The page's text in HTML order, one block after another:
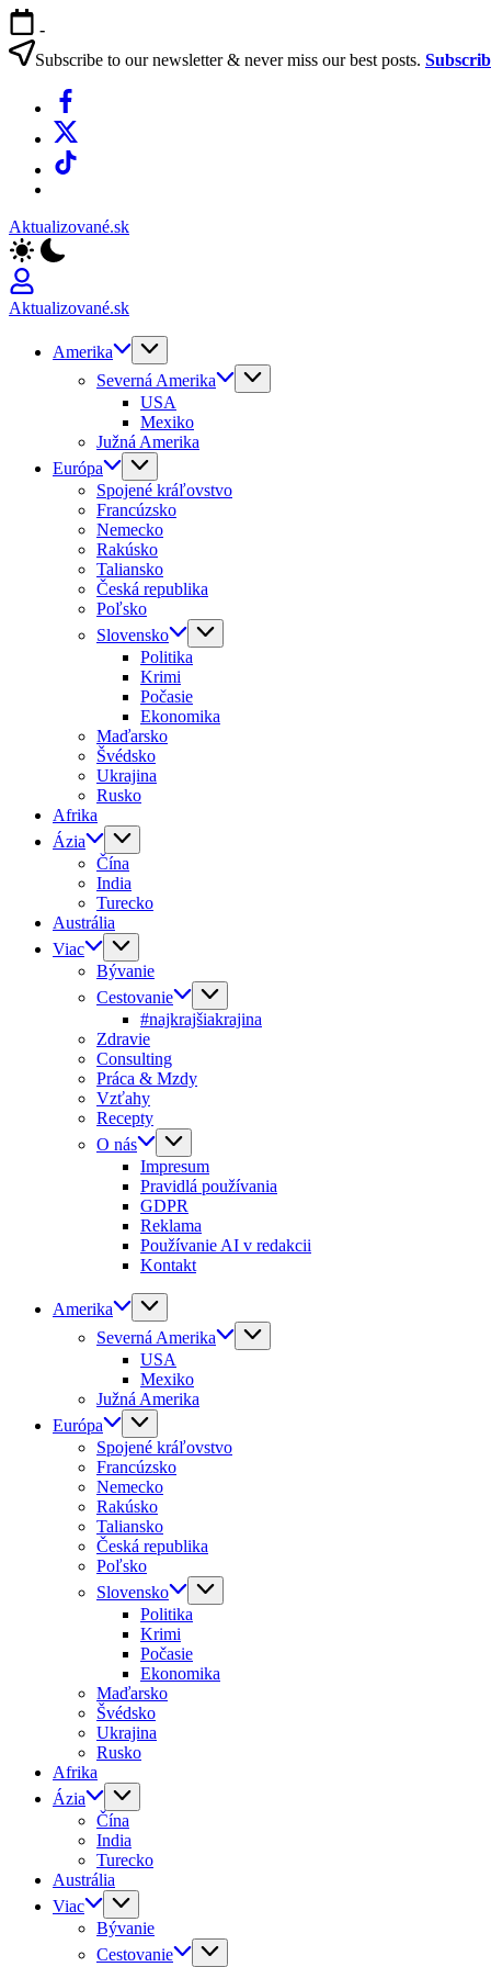
Skip
to
content
-
Subscribe to our newsletter & never miss our best posts.
Facebook
X
TikTok
Aktualizované.sk
Aktualizované.sk
Amerika
Severná Amerika
USA
Mexiko
Južná Amerika
Európa
Spojené kráľovstvo
Francúzsko
Nemecko
Rakúsko
Taliansko
Česká republika
Poľsko
Slovensko
Politika
Krimi
Počasie
Ekonomika
Maďarsko
Švédsko
Ukrajina
Rusko
Afrika
Ázia
Čína
India
Turecko
Austrália
Viac
Bývanie
Cestovanie
#najkrajšiakrajina
Zdravie
Consulting
Práca & Mzdy
Vzťahy
Recepty
O nás
Impresum
Pravidlá používania
GDPR
Reklama
Používanie AI v redakcii
Kontakt
Amerika
Severná Amerika
USA
Mexiko
Južná Amerika
Európa
Spojené kráľovstvo
Francúzsko
Nemecko
Rakúsko
Taliansko
Česká republika
Poľsko
Slovensko
Politika
Krimi
Počasie
Ekonomika
Maďarsko
Švédsko
Ukrajina
Rusko
Afrika
Ázia
Čína
India
Turecko
Austrália
Viac
Bývanie
Cestovanie